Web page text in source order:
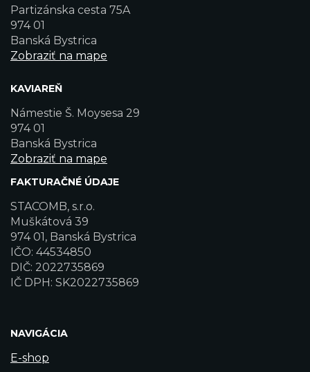
Partizánska cesta 75A
974 01
Banská Bystrica
Zobraziť na mape
KAVIAREŇ
Námestie Š. Moysesa 29
974 01
Banská Bystrica
Zobraziť na mape
FAKTURAČNÉ ÚDAJE
STACOMB, s.r.o.
Muškátová 39
974 01, Banská Bystrica
IČO: 44534850
DIČ: 2022735869
IČ DPH: SK2022735869
NAVIGÁCIA
E-shop